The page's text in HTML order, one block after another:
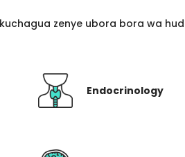
zenye ubora bora wa
Endocrinology